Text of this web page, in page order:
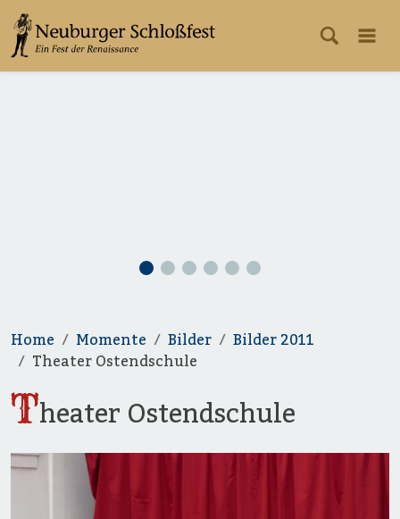
Home Momente Bilder
Bilder 2011
Theater Ostendschule
Theater Ostendschule